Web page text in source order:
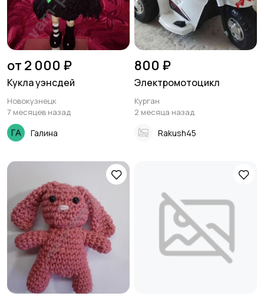
от 2 000 ₽
Кукла уэнсдей
Новокузнецк
7 месяцев назад
Галина
800 ₽
Электромотоцикл
Курган
2 месяца назад
Rakush45